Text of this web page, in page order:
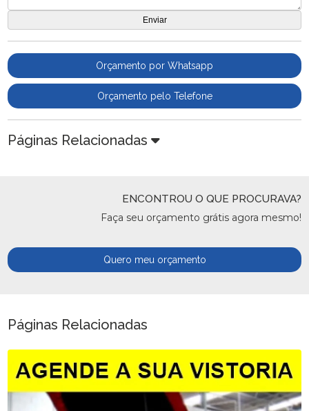
Orçamento por Whatsapp
Orçamento pelo Telefone
Páginas Relacionadas
ENCONTROU O QUE PROCURAVA?
Faça seu orçamento grátis agora mesmo!
Quero meu orçamento
Páginas Relacionadas